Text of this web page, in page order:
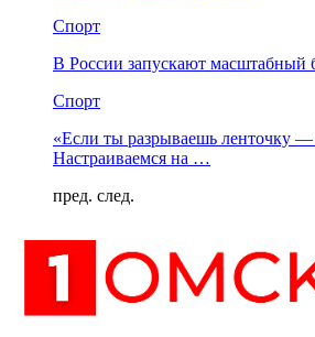
Спорт
В России запускают масштабный
Спорт
«Если ты разрываешь ленточку
Настраиваемся на …
пред. след.